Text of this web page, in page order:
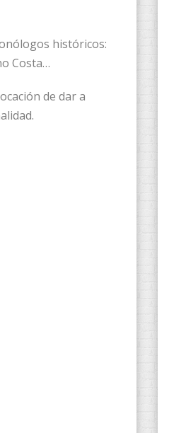
históricos:
Costa…
de dar a